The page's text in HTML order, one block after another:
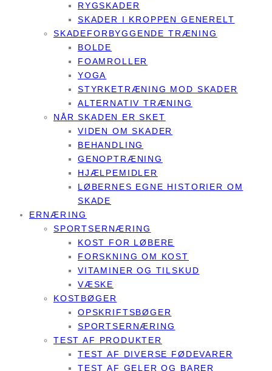
RYGSKADER
SKADER I KROPPEN GENERELT
SKADEFORBYGGENDE TRÆNING
BOLDE
FOAMROLLER
YOGA
STYRKETRÆNING MOD SKADER
ALTERNATIV TRÆNING
NÅR SKADEN ER SKET
VIDEN OM SKADER
BEHANDLING
GENOPTRÆNING
HJÆLPEMIDLER
LØBERNES EGNE HISTORIER OM
SKADE
ERNÆRING
SPORTSERNÆRING
KOST FOR LØBERE
FORSKNING OM KOST
VITAMINER OG TILSKUD
VÆSKE
KOSTBØGER
OPSKRIFTSBØGER
SPORTSERNÆRING
TEST AF PRODUKTER
TEST AF DIVERSE FØDEVARER
TEST AF GELER OG BARER